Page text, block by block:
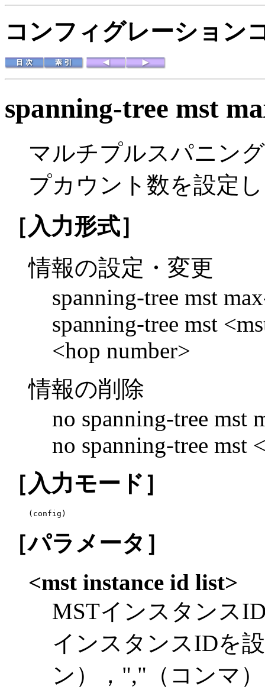
コンフィグレーション
spanning-tree mst
マルチプルスパニン
プカウント数を設定
［入力形式］
情報の設定・変更
spanning-tree mst
spanning-tree mst
<hop number>
情報の削除
no spanning-tree mst
no spanning-tree mst
［入力モード］
(config)
［パラメータ］
<mst instance id list>
MSTインスタンス
インスタンスIDを
ン），","（コンマ